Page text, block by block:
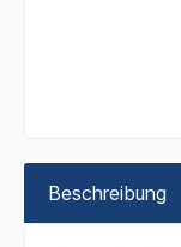
Beschreibung